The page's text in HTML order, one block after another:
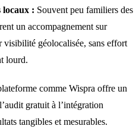
locaux : Souvent peu familiers des
un accompagnement sur
visibilité géolocalisée, sans effort
lourd.
comme Wispra offre un
gratuit à l’intégration
tangibles et mesurables.